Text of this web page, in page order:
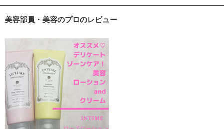
美容部員・美容のプロのレビュー